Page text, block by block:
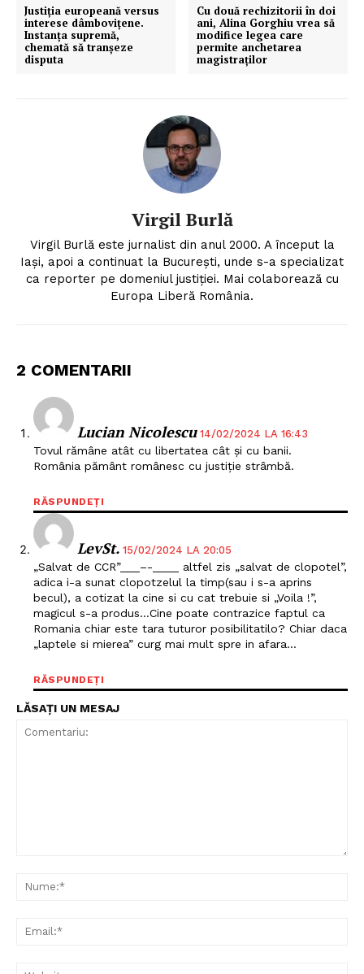
FREEDOM HOUSE ROMÂNIA
Proiecte editoriale
Contact
Justiția europeană versus
interese dâmbovițene.
Instanța supremă,
chemată să tranșeze
disputa
Cu două rechizitorii în doi
ani, Alina Gorghiu vrea să
modifice legea care
permite anchetarea
magistraților
Virgil Burlă
Virgil Burlă este jurnalist din anul 2000. A început la
Iași, apoi a continuat la București, unde s-a specializat
ca reporter pe domeniul justiției. Mai colaborează cu
Europa Liberă România.
2 COMENTARII
Lucian Nicolescu 14/02/2024 LA 16:43
Tovul rămâne atât cu libertatea cât și cu banii.
România pământ românesc cu justiție strâmbă.
RĂSPUNDEȚI
LevSt. 15/02/2024 LA 20:05
„Salvat de CCR”___–-____ altfel zis „salvat de clopotel”,
adica i-a sunat clopotzelul la timp(sau i s-a aprins
becul), a cotizat la cine si cu cat trebuie si „Voila !”,
magicul s-a produs…Cine poate contrazice faptul ca
Romania chiar este tara tuturor posibilitatilo? Chiar daca
„laptele si mierea” curg mai mult spre in afara…
RĂSPUNDEȚI
LĂSAȚI UN MESAJ